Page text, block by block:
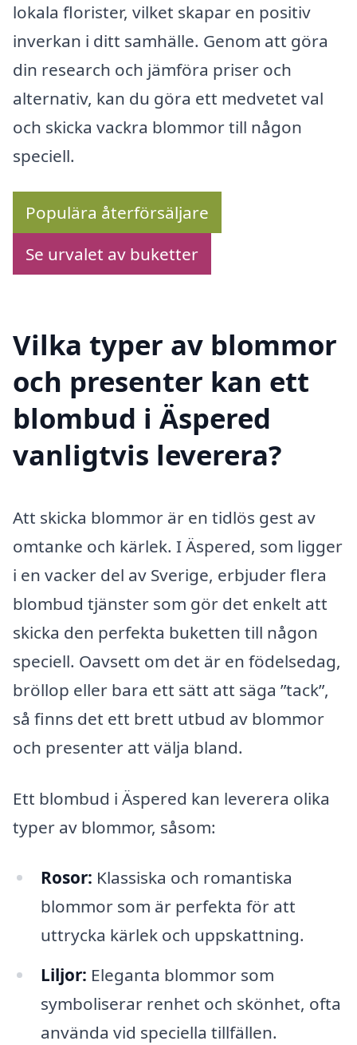
lokala florister, vilket skapar en positiv
inverkan i ditt samhälle. Genom att göra
din research och jämföra priser och
alternativ, kan du göra ett medvetet val
och skicka vackra blommor till någon
speciell.
Populära återförsäljare
Se urvalet av buketter
Vilka typer av blommor
och presenter kan ett
blombud i Äspered
vanligtvis leverera?
Att skicka blommor är en tidlös gest av
omtanke och kärlek. I Äspered, som ligger
i en vacker del av Sverige, erbjuder flera
blombud tjänster som gör det enkelt att
skicka den perfekta buketten till någon
speciell. Oavsett om det är en födelsedag,
bröllop eller bara ett sätt att säga ”tack”,
så finns det ett brett utbud av blommor
och presenter att välja bland.
Ett blombud i Äspered kan leverera olika
typer av blommor, såsom:
Rosor: Klassiska och romantiska
blommor som är perfekta för att
uttrycka kärlek och uppskattning.
Liljor: Eleganta blommor som
symboliserar renhet och skönhet, ofta
använda vid speciella tillfällen.